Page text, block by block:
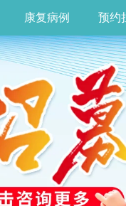
康复病例 预约